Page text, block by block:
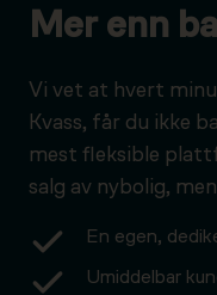
Mer enn
Vi vet at hvert
Kvass, får du ikke
mest fleksible
salg av nybolig,
En egen,
Umiddelbar